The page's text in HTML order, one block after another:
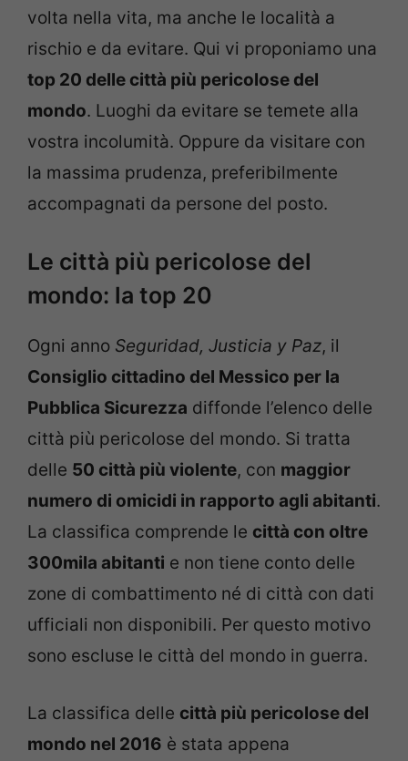
volta nella vita, ma anche le località a
rischio e da evitare. Qui vi proponiamo una
top 20 delle città più pericolose del
mondo. Luoghi da evitare se temete alla
vostra incolumità. Oppure da visitare con
la massima prudenza, preferibilmente
accompagnati da persone del posto.
Le città più pericolose del
mondo: la top 20
Ogni anno Seguridad, Justicia y Paz, il
Consiglio cittadino del Messico per la
Pubblica Sicurezza diffonde l’elenco delle
città più pericolose del mondo. Si tratta
delle 50 città più violente, con maggior
numero di omicidi in rapporto agli abitanti.
La classifica comprende le città con oltre
300mila abitanti e non tiene conto delle
zone di combattimento né di città con dati
ufficiali non disponibili. Per questo motivo
sono escluse le città del mondo in guerra.
La classifica delle città più pericolose del
mondo nel 2016 è stata appena